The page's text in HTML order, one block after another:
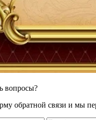
вопросы?
обратной связи и мы